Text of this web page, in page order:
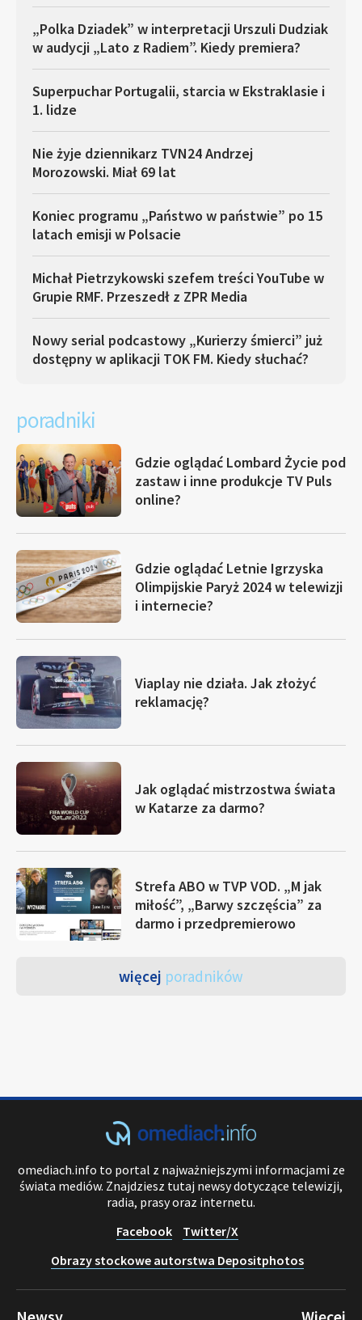
„Polka Dziadek” w interpretacji Urszuli Dudziak
w audycji „Lato z Radiem”. Kiedy premiera?
Superpuchar Portugalii, starcia w Ekstraklasie i
1. lidze
Nie żyje dziennikarz TVN24 Andrzej
Morozowski. Miał 69 lat
Koniec programu „Państwo w państwie” po 15
latach emisji w Polsacie
Michał Pietrzykowski szefem treści YouTube w
Grupie RMF. Przeszedł z ZPR Media
Nowy serial podcastowy „Kurierzy śmierci” już
dostępny w aplikacji TOK FM. Kiedy słuchać?
poradniki
Gdzie oglądać Lombard Życie pod
zastaw i inne produkcje TV Puls
online?
Gdzie oglądać Letnie Igrzyska
Olimpijskie Paryż 2024 w telewizji
i internecie?
Viaplay nie działa. Jak złożyć
reklamację?
Jak oglądać mistrzostwa świata
w Katarze za darmo?
Strefa ABO w TVP VOD. „M jak
miłość”, „Barwy szczęścia” za
darmo i przedpremierowo
więcej poradników
omediach.info to portal z najważniejszymi informacjami ze
świata mediów. Znajdziesz tutaj newsy dotyczące telewizji,
radia, prasy oraz internetu.
Facebook
Twitter/X
Obrazy stockowe autorstwa Depositphotos